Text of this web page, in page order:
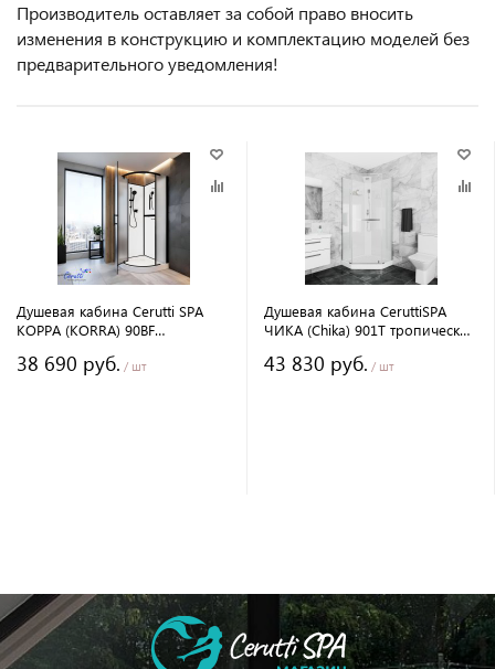
Производитель оставляет за собой право вносить
изменения в конструкцию и комплектацию моделей без
предварительного уведомления!
Душевая кабина Cerutti SPA
КОРРА (KORRA) 90BF
крыши, матовое стекло,
38 690 руб. / шт
Душевая кабина CeruttiSPA
ЧИКА (Chika) 901T тропический
43 830 руб. / шт